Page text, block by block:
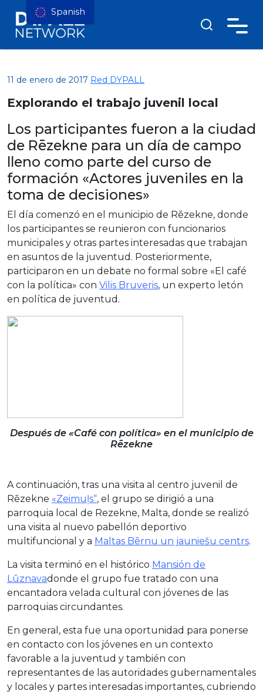
11 de enero de 2017 Red DYPALL
Explorando el trabajo juvenil local
Los participantes fueron a la ciudad
de Rēzekne para un día de campo
lleno como parte del curso de
formación «Actores juveniles en la
toma de decisiones»
El día comenzó en el municipio de Rēzekne, donde
los participantes se reunieron con funcionarios
municipales y otras partes interesadas que trabajan
en asuntos de la juventud. Posteriormente,
participaron en un debate no formal sobre «El café
con la política» con Vilis Bruveris, un experto letón
en política de juventud.
Después de «Café con política» en el municipio de
Rēzekne
A continuación, tras una visita al centro juvenil de
Rēzekne «Zeimuļs“, el grupo se dirigió a una
parroquia local de Rezekne, Malta, donde se realizó
una visita al nuevo pabellón deportivo
multifuncional y a Maltas Bērnu un jauniešu centrs.
La visita terminó en el histórico Mansión de
Lūznavadonde el grupo fue tratado con una
encantadora velada cultural con jóvenes de las
parroquias circundantes.
En general, esta fue una oportunidad para ponerse
en contacto con los jóvenes en un contexto
favorable a la juventud y también con
representantes de las autoridades gubernamentales
y locales y partes interesadas importantes, cubriendo
Spanish